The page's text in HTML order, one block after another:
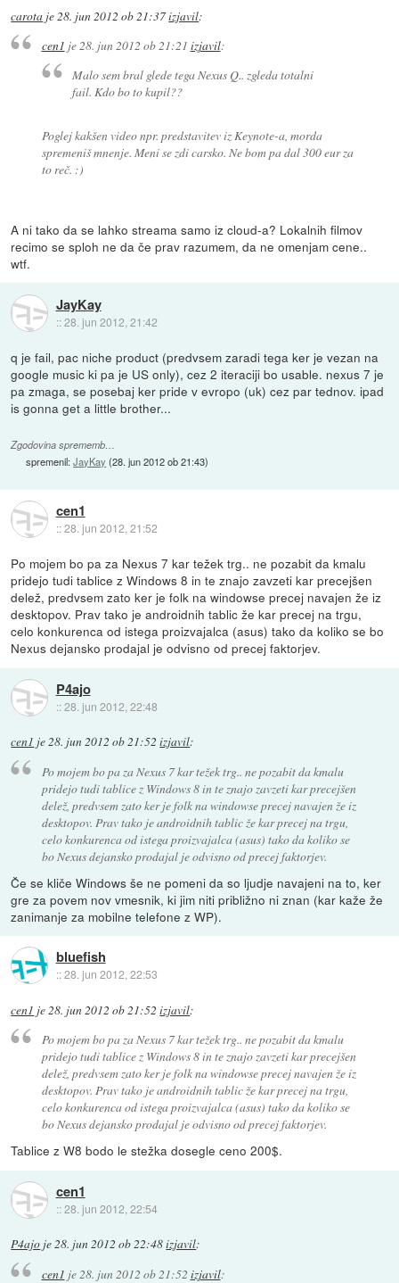
carota je28. jun 2012 ob 21:37izjavil:
cen1 je28. jun 2012 ob 21:21 izjavil:
Malo sem bral glede tega Nexus Q.. zgleda totalni
fail. Kdo bo to kupil??
Poglej kakšen video npr. predstavitev iz Keynote-a, morda
spremeniš mnenje. Meni se zdi carsko. Ne bom pa dal 300 eur za
to reč. :)
A ni tako da se lahko streama samo iz cloud-a? Lokalnih filmov
recimo se sploh ne da če prav razumem, da ne omenjam cene..
wtf.
JayKay
::28. jun 2012, 21:42
q je fail, pac niche product (predvsem zaradi tega ker je vezan na
google music ki pa je US only), cez 2 iteraciji bo usable. nexus 7 je
pa zmaga, se posebaj ker pride v evropo (uk) cez par tednov. ipad
is gonna get a little brother...
Zgodovina sprememb…
spremenil:JayKay (28. jun 2012 ob 21:43)
cen1
::28. jun 2012, 21:52
Po mojem bo pa za Nexus 7 kar težek trg.. ne pozabit da kmalu
pridejo tudi tablice z Windows 8 in te znajo zavzeti kar precejšen
delež, predvsem zato ker je folk na windowse precej navajen že iz
desktopov. Prav tako je androidnih tablic že kar precej na trgu,
celo konkurenca od istega proizvajalca (asus) tako da koliko se bo
Nexus dejansko prodajal je odvisno od precej faktorjev.
P4ajo
::28. jun 2012, 22:48
cen1 je28. jun 2012 ob 21:52 izjavil:
Po mojem bo pa za Nexus 7 kar težek trg.. ne pozabit da kmalu
pridejo tudi tablice z Windows 8 in te znajo zavzeti kar precejšen
delež, predvsem zato ker je folk na windowse precej navajen že iz
desktopov. Prav tako je androidnih tablic že kar precej na trgu,
celo konkurenca od istega proizvajalca (asus) tako da koliko se
bo Nexus dejansko prodajal je odvisno od precej faktorjev.
Če se kliče Windows še ne pomeni da so ljudje navajeni na to, ker
gre za povem nov vmesnik, ki jim niti približno ni znan (kar kaže že
zanimanje za mobilne telefone z WP).
bluefish
::28. jun 2012, 22:53
cen1 je28. jun 2012 ob 21:52 izjavil:
Po mojem bo pa za Nexus 7 kar težek trg.. ne pozabit da kmalu
pridejo tudi tablice z Windows 8 in te znajo zavzeti kar precejšen
delež, predvsem zato ker je folk na windowse precej navajen že iz
desktopov. Prav tako je androidnih tablic že kar precej na trgu,
celo konkurenca od istega proizvajalca (asus) tako da koliko se
bo Nexus dejansko prodajal je odvisno od precej faktorjev.
Tablice z W8 bodo le stežka dosegle ceno 200$.
cen1
::28. jun 2012, 22:54
P4ajo je28. jun 2012 ob 22:48izjavil:
cen1 je28. jun 2012 ob 21:52 izjavil: